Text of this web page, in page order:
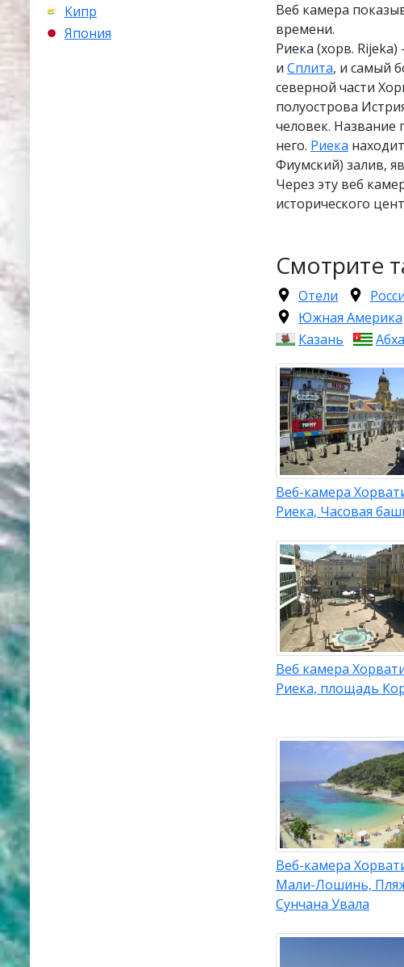
Кипр
Япония
Веб камера
времени.
Риека (хорв.
и Сплита, и самый
северной части
полуострова
человек. Название
него. Риека
Фиумский) залив,
Через эту веб
исторического
Смотрите
Отели
Южная Америка
Казань
Веб-камера
Риека, Часовая
Веб камера
Риека, площадь
Веб-камера
Мали-Лошинь,
Сунчана Увала